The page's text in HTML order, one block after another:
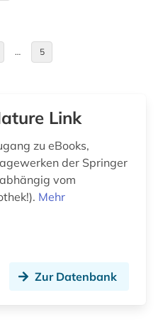
gesundheitswissenschaften (1)
Tschechische Republik (1)
… 5
Link
zu eBooks,
der Springer
vom
Mehr
Zur Datenbank